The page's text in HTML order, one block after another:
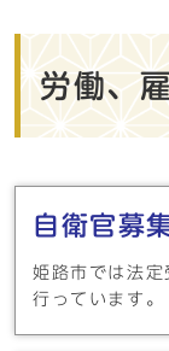
労働、
メインメ
自衛官募
姫路市では法定
行っています。